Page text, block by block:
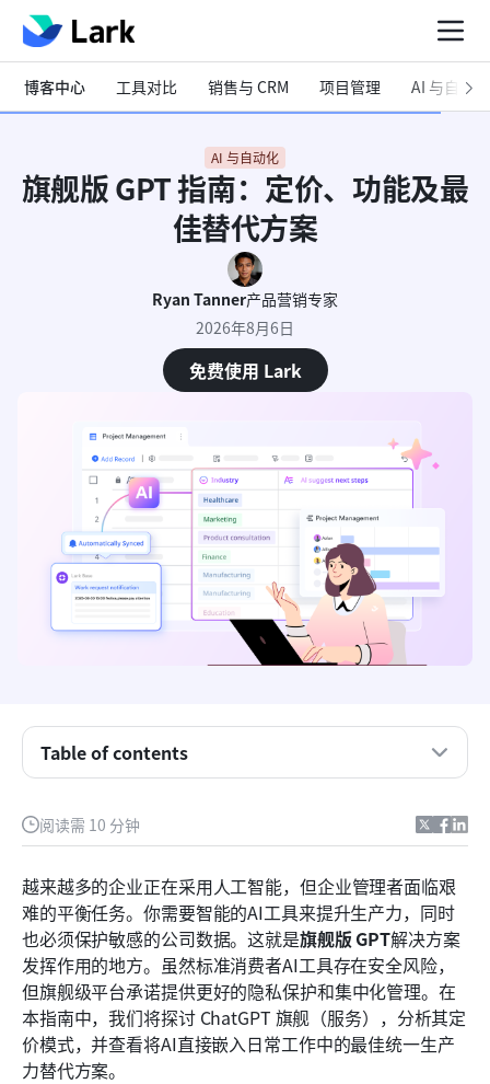
博客中心 工具对比 销售与 CRM 项目管理 AI 与自动化
AI 与自动化
旗舰版 GPT 指南：定价、功能及最
佳替代方案
Ryan Tanner产品营销专家
2026年8月6日
免费使用 Lark
阅读需 10 分钟
越来越多的企业正在采用人工智能，但企业管理者面临艰
难的平衡任务。你需要智能的AI工具来提升生产力，同时
也必须保护敏感的公司数据。这就是旗舰版 GPT解决方案
发挥作用的地方。虽然标准消费者AI工具存在安全风险，
但旗舰级平台承诺提供更好的隐私保护和集中化管理。在
本指南中，我们将探讨 ChatGPT 旗舰（服务），分析其定
价模式，并查看将AI直接嵌入日常工作中的最佳统一生产
力替代方案。
Table of contents
解析 ChatGPT 旗舰版的成本与定价模式
核心功能：为什么团队正在采用旗舰（服务）GPT
部署独立旗舰（服务）会话GPT的隐藏风险
旗舰（服务）GPT的最佳工具：顶级替代方案评估
选择适合您工作流程的旗舰（服务）GPT解决方案
结论
常见问题
相关阅读